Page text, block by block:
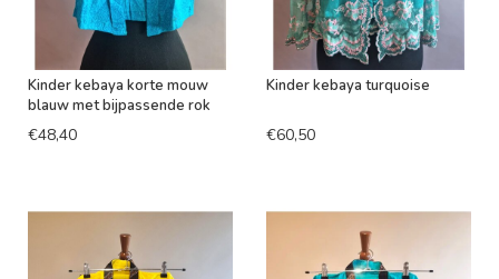
Kinder kebaya korte mouw
blauw met bijpassende rok
€48,40
Kinder kebaya turquoise
€60,50